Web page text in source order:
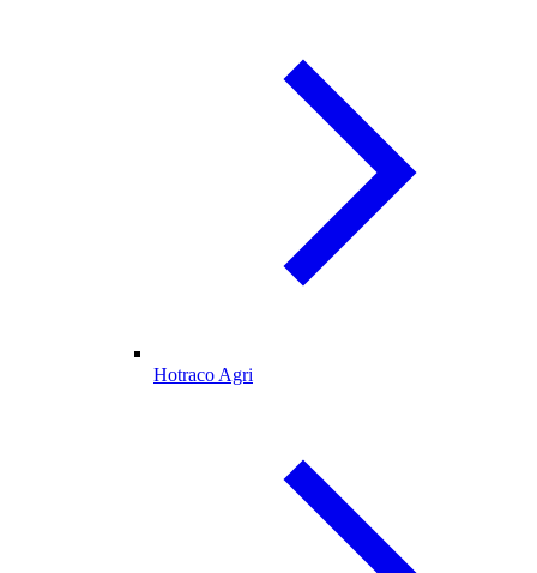
Hotraco Agri